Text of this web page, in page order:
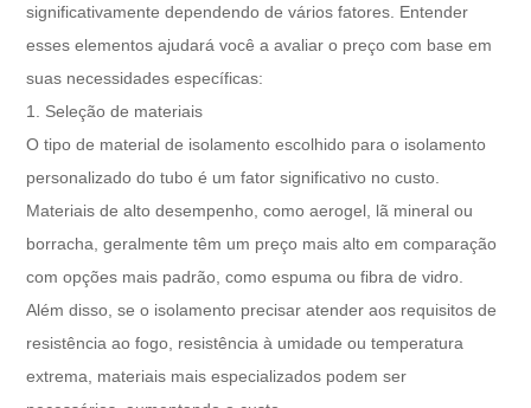
significativamente dependendo de vários fatores. Entender
esses elementos ajudará você a avaliar o preço com base em
suas necessidades específicas:
1. Seleção de materiais
O tipo de material de isolamento escolhido para o isolamento
personalizado do tubo é um fator significativo no custo.
Materiais de alto desempenho, como aerogel, lã mineral ou
borracha, geralmente têm um preço mais alto em comparação
com opções mais padrão, como espuma ou fibra de vidro.
Além disso, se o isolamento precisar atender aos requisitos de
resistência ao fogo, resistência à umidade ou temperatura
extrema, materiais mais especializados podem ser